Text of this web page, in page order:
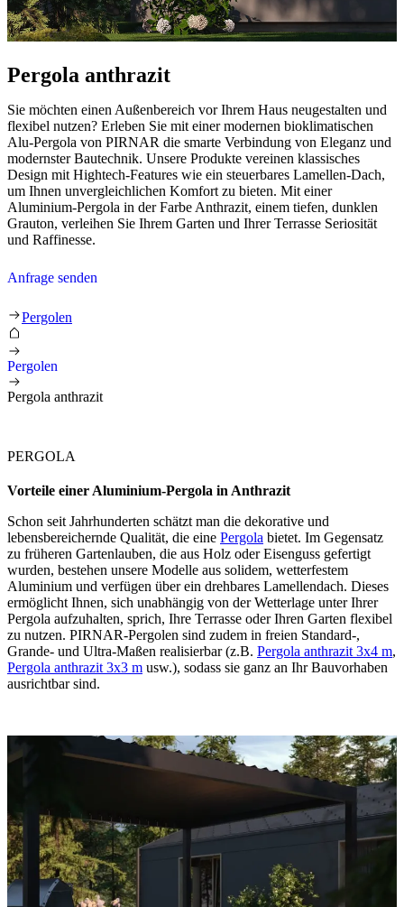
Pergola anthrazit
Sie möchten einen Außenbereich vor Ihrem Haus neugestalten und
flexibel nutzen? Erleben Sie mit einer modernen bioklimatischen
Alu-Pergola von PIRNAR die smarte Verbindung von Eleganz und
modernster Bautechnik. Unsere Produkte vereinen klassisches
Design mit Hightech-Features wie ein steuerbares Lamellen-Dach,
um Ihnen unvergleichlichen Komfort zu bieten. Mit einer
Aluminium-Pergola in der Farbe Anthrazit, einem tiefen, dunklen
Grauton, verleihen Sie Ihrem Garten und Ihrer Terrasse Seriosität
und Raffinesse.
Anfrage senden
Pergolen
Pergolen
Pergola anthrazit
PERGOLA
Vorteile einer Aluminium-Pergola in Anthrazit
Schon seit Jahrhunderten schätzt man die dekorative und
lebensbereichernde Qualität, die eine Pergola bietet. Im Gegensatz
zu früheren Gartenlauben, die aus Holz oder Eisenguss gefertigt
wurden, bestehen unsere Modelle aus solidem, wetterfestem
Aluminium und verfügen über ein drehbares Lamellendach. Dieses
ermöglicht Ihnen, sich unabhängig von der Wetterlage unter Ihrer
Pergola aufzuhalten, sprich, Ihre Terrasse oder Ihren Garten flexibel
zu nutzen. PIRNAR-Pergolen sind zudem in freien Standard-,
Grande- und Ultra-Maßen realisierbar (z.B. Pergola anthrazit 3x4 m,
Pergola anthrazit 3x3 m usw.), sodass sie ganz an Ihr Bauvorhaben
ausrichtbar sind.